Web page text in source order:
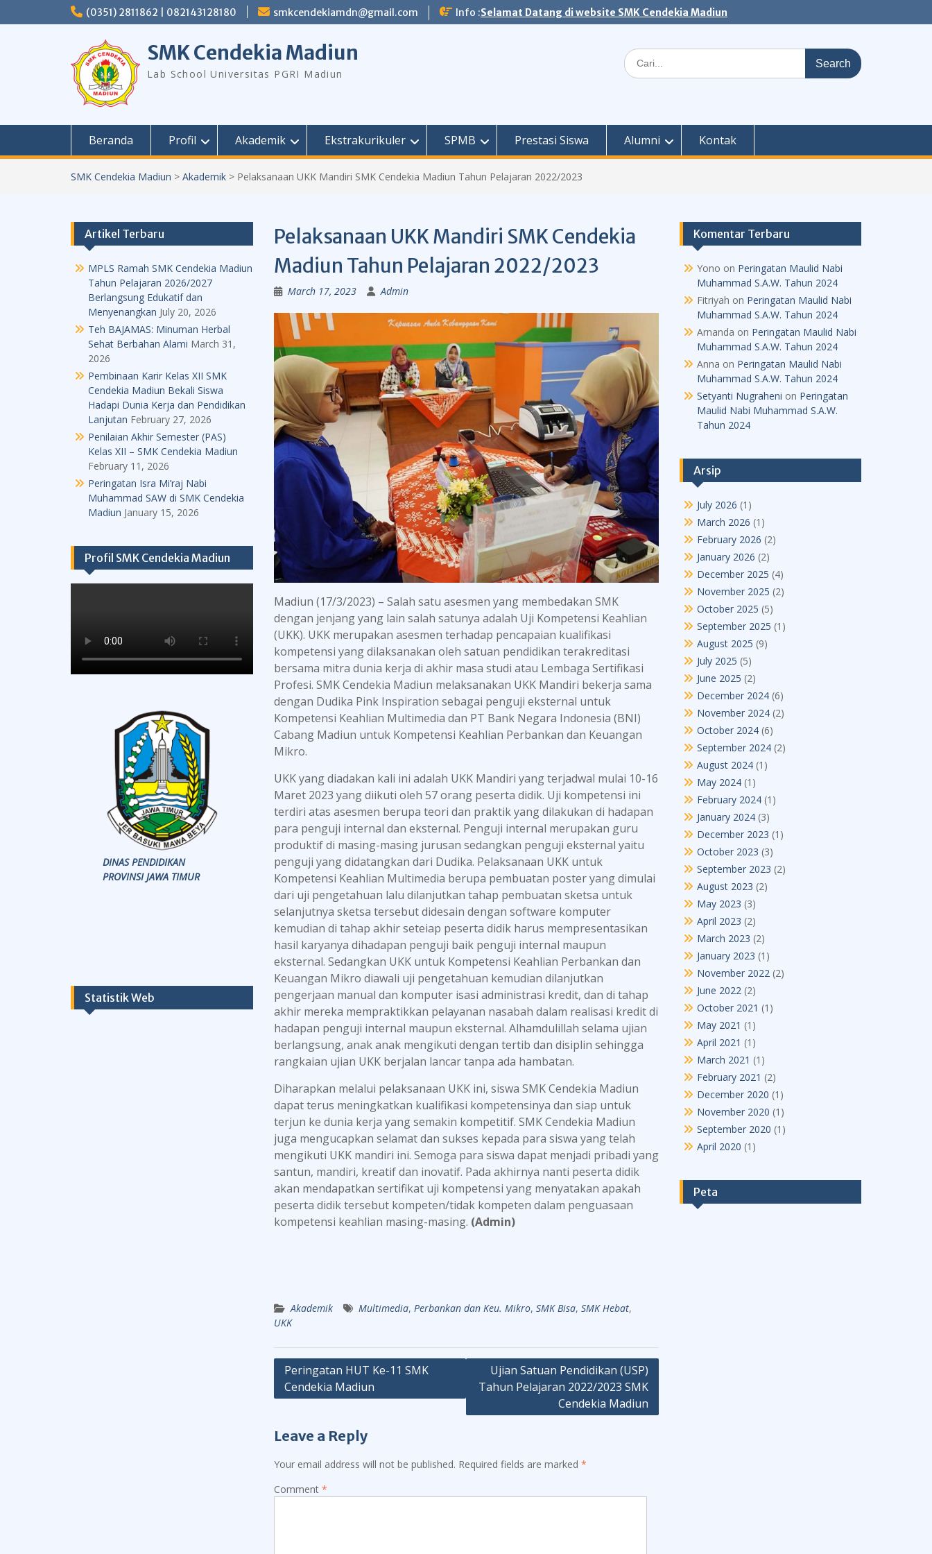
to
(0351) 2811862 | 082143128180 smkcendekiamdn@gmail.com Info :Selamat Datang di website SMK Cendekia Madiun
SMK Cendekia Madiun
Lab School Universitas PGRI Madiun
Search
for:
Beranda Profil Akademik Ekstrakurikuler SPMB Prestasi Siswa Alumni Kontak
SMK Cendekia Madiun > Akademik > Pelaksanaan UKK Mandiri SMK Cendekia Madiun Tahun Pelajaran 2022/2023
Pelaksanaan UKK Mandiri SMK Cendekia
Madiun Tahun Pelajaran 2022/2023
March 17, 2023 Admin
Madiun (17/3/2023) – Salah satu asesmen yang membedakan SMK
dengan jenjang yang lain salah satunya adalah Uji Kompetensi Keahlian
(UKK). UKK merupakan asesmen terhadap pencapaian kualifikasi
kompetensi yang dilaksanakan oleh satuan pendidikan terakreditasi
bersama mitra dunia kerja di akhir masa studi atau Lembaga Sertifikasi
Profesi. SMK Cendekia Madiun melaksanakan UKK Mandiri bekerja sama
dengan Dudika Pink Inspiration sebagai penguji eksternal untuk
Kompetensi Keahlian Multimedia dan PT Bank Negara Indonesia (BNI)
Cabang Madiun untuk Kompetensi Keahlian Perbankan dan Keuangan
Mikro.
UKK yang diadakan kali ini adalah UKK Mandiri yang terjadwal mulai 10-16
Maret 2023 yang diikuti oleh 57 orang peserta didik. Uji kompetensi ini
terdiri atas asesmen berupa teori dan praktik yang dilakukan di hadapan
para penguji internal dan eksternal. Penguji internal merupakan guru
produktif di masing-masing jurusan sedangkan penguji eksternal yaitu
penguji yang didatangkan dari Dudika. Pelaksanaan UKK untuk
Kompetensi Keahlian Multimedia berupa pembuatan poster yang dimulai
dari uji pengetahuan lalu dilanjutkan tahap pembuatan sketsa untuk
selanjutnya sketsa tersebut didesain dengan software komputer
kemudian di tahap akhir seteiap peserta didik harus mempresentasikan
hasil karyanya dihadapan penguji baik penguji internal maupun
eksternal. Sedangkan UKK untuk Kompetensi Keahlian Perbankan dan
Keuangan Mikro diawali uji pengetahuan kemudian dilanjutkan
pengerjaan manual dan komputer isasi administrasi kredit, dan di tahap
akhir mereka mempraktikkan pelayanan nasabah dalam realisasi kredit di
hadapan penguji internal maupun eksternal. Alhamdulillah selama ujian
berlangsung, anak anak mengikuti dengan tertib dan disiplin sehingga
rangkaian ujian UKK berjalan lancar tanpa ada hambatan.
Diharapkan melalui pelaksanaan UKK ini, siswa SMK Cendekia Madiun
dapat terus meningkatkan kualifikasi kompetensinya dan siap untuk
terjun ke dunia kerja yang semakin kompetitif. SMK Cendekia Madiun
juga mengucapkan selamat dan sukses kepada para siswa yang telah
mengikuti UKK mandiri ini. Semoga para siswa dapat menjadi pribadi yang
santun, mandiri, kreatif dan inovatif. Pada akhirnya nanti peserta didik
akan mendapatkan sertifikat uji kompetensi yang menyatakan apakah
peserta didik tersebut kompeten/tidak kompeten dalam penguasaan
kompetensi keahlian masing-masing. (Admin)
Akademik Multimedia, Perbankan dan Keu. Mikro, SMK Bisa, SMK Hebat,
UKK
Post
navigation
Peringatan HUT Ke-11 SMK
Cendekia Madiun
Ujian Satuan Pendidikan (USP)
Tahun Pelajaran 2022/2023 SMK
Cendekia Madiun
Leave a Reply
Your email address will not be published. Required fields are marked *
Comment *
Komentar Terbaru
Yono on Peringatan Maulid Nabi
Muhammad S.A.W. Tahun 2024
Fitriyah on Peringatan Maulid Nabi
Muhammad S.A.W. Tahun 2024
Arnanda on Peringatan Maulid Nabi
Muhammad S.A.W. Tahun 2024
Anna on Peringatan Maulid Nabi
Muhammad S.A.W. Tahun 2024
Setyanti Nugraheni on Peringatan
Maulid Nabi Muhammad S.A.W.
Tahun 2024
Arsip
July 2026 (1)
March 2026 (1)
February 2026 (2)
January 2026 (2)
December 2025 (4)
November 2025 (2)
October 2025 (5)
September 2025 (1)
August 2025 (9)
July 2025 (5)
June 2025 (2)
December 2024(6)
November 2024(2)
October 2024(6)
September 2024(2)
August 2024(1)
May 2024(1)
February 2024(1)
January 2024(3)
December 2023 (1)
October 2023 (3)
September 2023 (2)
August 2023 (2)
May 2023 (3)
April 2023 (2)
March 2023 (2)
January 2023 (1)
November 2022(2)
June 2022(2)
October 2021 (1)
May 2021 (1)
April 2021 (1)
March 2021 (1)
February 2021 (2)
December 2020 (1)
November 2020 (1)
September 2020 (1)
April 2020 (1)
Peta
Artikel Terbaru
MPLS Ramah SMK Cendekia Madiun
Tahun Pelajaran 2026/2027
Berlangsung Edukatif dan
Menyenangkan July 20, 2026
Teh BAJAMAS: Minuman Herbal
Sehat Berbahan Alami March 31,
2026
Pembinaan Karir Kelas XII SMK
Cendekia Madiun Bekali Siswa
Hadapi Dunia Kerja dan Pendidikan
Lanjutan February 27, 2026
Penilaian Akhir Semester (PAS)
Kelas XII – SMK Cendekia Madiun
February 11, 2026
Peringatan Isra Mi’raj Nabi
Muhammad SAW di SMK Cendekia
Madiun January 15, 2026
Profil SMK Cendekia Madiun
DINAS PENDIDIKAN
PROVINSI JAWA TIMUR
Statistik Web